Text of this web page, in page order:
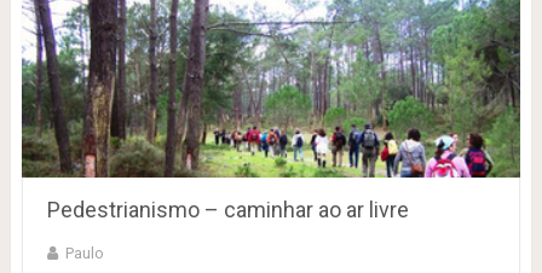
Pedestrianismo – caminhar ao ar livre
Paulo